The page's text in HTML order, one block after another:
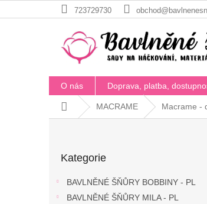
na
723729730
O nás Doprava, platba,
Domů MACRAME Macrame -
kategorie
Kategorie
BAVLNĚNÉ ŠŇŮRY BOBBINY - PL
BAVLNĚNÉ ŠŇŮRY MILA - PL